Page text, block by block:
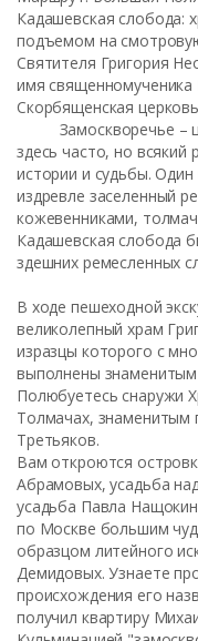
Кадашевская слобода:
подъемом на
Святителя Григория
имя
Скорбященская
Замоскворечье –
здесь часто, но всякий
истории и судьбы.
издревле заселенный
кожевенниками,
Кадашевская слобода
здешних ремесленных
В ходе пешеходной
великолепный храм
изразцы которого с
выполнены
Полюбуетесь снаружи
Толмачах, знаменитым
Третьяков.
Вам откроются
Абрамовых, усадьба
усадьба Павла
по Москве большим
образцом литейного
Демидовых. Узнаете
происхождения его
получил квартиру